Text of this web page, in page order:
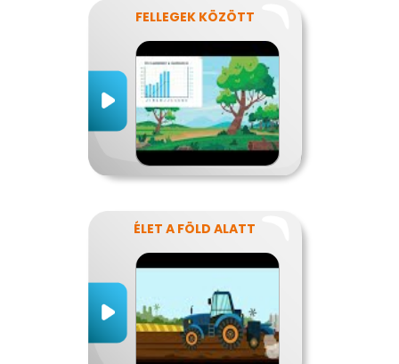
FELLEGEK KÖZÖTT
ÉLET A FÖLD ALATT